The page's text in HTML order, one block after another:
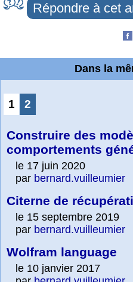
Répondre à cet
Dans la
1 2
Construire des
comportements
le 17 juin 2020
par bernard.vuilleumier
Citerne de
le 15 septembre 2019
par bernard.vuilleumier
Wolfram language
le 10 janvier 2017